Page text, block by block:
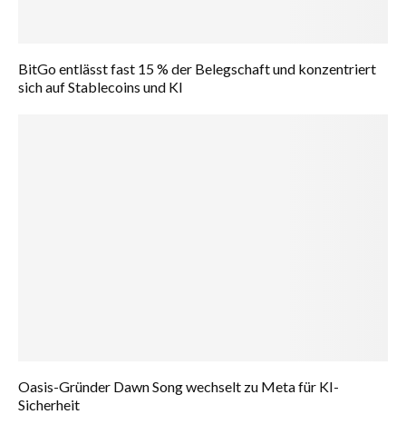
BitGo entlässt fast 15 % der Belegschaft und konzentriert
sich auf Stablecoins und KI
Oasis-Gründer Dawn Song wechselt zu Meta für KI-
Sicherheit